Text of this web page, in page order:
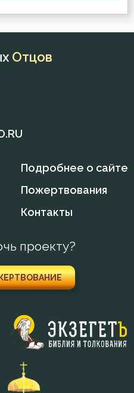
Отцов
Подробнее о сайте
Пожертвования
Контакты
проекту?